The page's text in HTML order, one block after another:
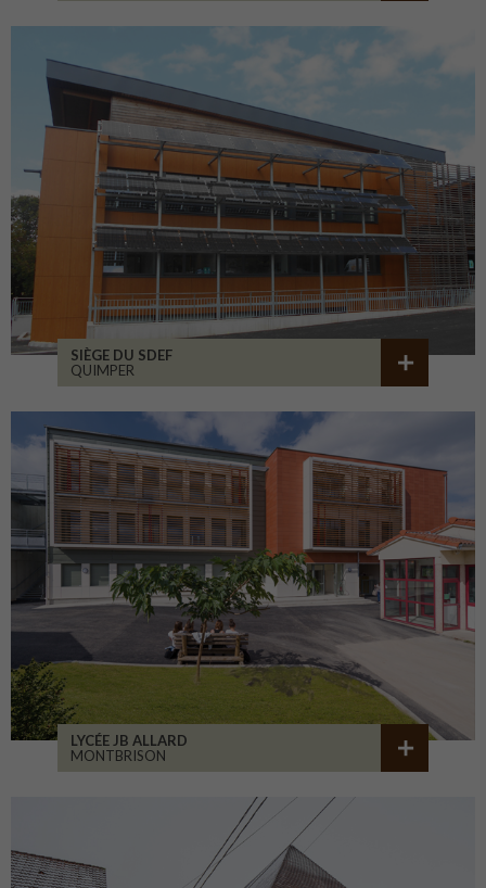
SIÈGE DU SDEF
QUIMPER
LYCÉE JB ALLARD
MONTBRISON